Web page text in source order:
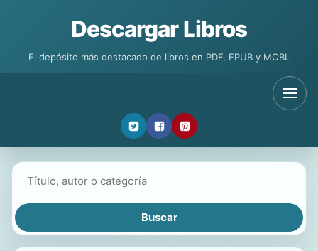
Descargar Libros
El depósito más destacado de libros en PDF, EPUB y MOBI.